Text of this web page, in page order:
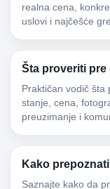
realna cena,
uslovi i najčešće
Šta proveriti
Praktičan vodič šta
stanje, cena,
preuzimanje i
Kako
Saznajte kako da